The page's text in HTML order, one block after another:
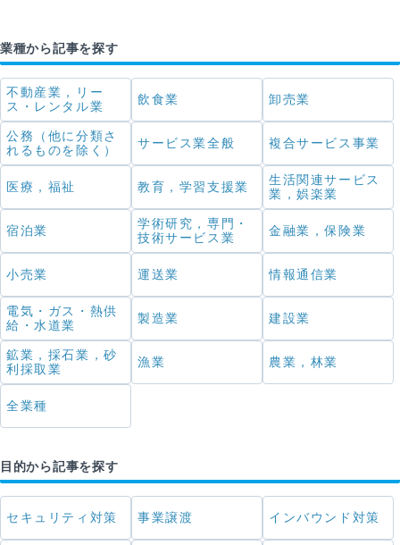
業種から記事を探す
不動産業，リー
ス・レンタル業
飲食業 卸売業
公務（他に分類さ
れるものを除く）
サービス業全般 複合サービス事業
医療，福祉 教育，学習支援業
生活関連サービス
業，娯楽業
宿泊業
学術研究，専門・
技術サービス業
金融業，保険業
小売業 運送業 情報通信業
電気・ガス・熱供
給・水道業
製造業 建設業
鉱業，採石業，砂
利採取業
漁業 農業，林業
全業種
目的から記事を探す
セキュリティ対策 事業譲渡 インバウンド対策